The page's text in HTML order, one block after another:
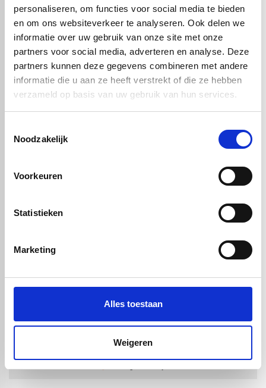
personaliseren, om functies voor social media te bieden
en om ons websiteverkeer te analyseren. Ook delen we
informatie over uw gebruik van onze site met onze
partners voor social media, adverteren en analyse. Deze
partners kunnen deze gegevens combineren met andere
informatie die u aan ze heeft verstrekt of die ze hebben
verzameld op basis van uw gebruik van hun services.
Noodzakelijk
Voorkeuren
Statistieken
Marketing
Alles toestaan
Weigeren
als exterieurprojecten.
Alucobond® Beige
is de perfecte keuze voor wie een duurzame,
esthetische en technisch hoogwaardige gevel- of interieurplaat
zoekt met een luxe uitstraling.
Handig om er bij te kopen
geadoniseerde look |
€ 630,34
geadoniseerde look |
satijn bruin | 3050 x
€ 474,70
€ 750,-
check_circleKlanten geven Vos Kunststoffen een9,0/10na2662 beoordelingen
check_circle